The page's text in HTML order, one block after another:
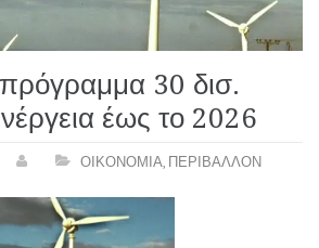
30 δισ.
έως το 2026
ΟΙΚΟΝΟΜΙΑ, ΠΕΡΙΒΑΛΛΟΝ